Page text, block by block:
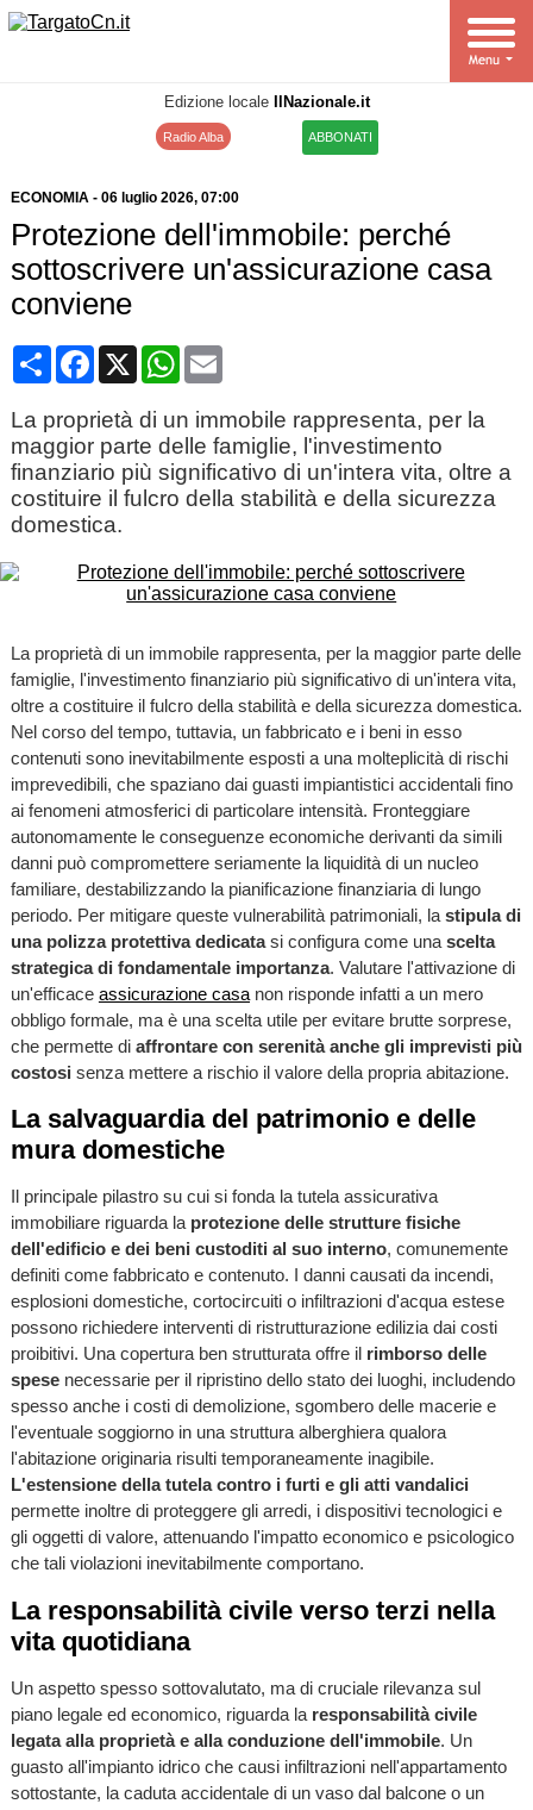
Edizione locale IlNazionale.it
Radio Alba ABBONATI
ECONOMIA- 06 luglio 2026, 07:00
Protezione dell'immobile: perché
sottoscrivere un'assicurazione casa
conviene
CondividiFacebook
X WhatsApp
Email
La proprietà di un immobile rappresenta, per la
maggior parte delle famiglie, l'investimento
finanziario più significativo di un'intera vita, oltre a
costituire il fulcro della stabilità e della sicurezza
domestica.
La proprietà di un immobile rappresenta, per la maggior parte delle
famiglie, l'investimento finanziario più significativo di un'intera vita,
oltre a costituire il fulcro della stabilità e della sicurezza domestica.
Nel corso del tempo, tuttavia, un fabbricato e i beni in esso
contenuti sono inevitabilmente esposti a una molteplicità di rischi
imprevedibili, che spaziano dai guasti impiantistici accidentali fino
ai fenomeni atmosferici di particolare intensità. Fronteggiare
autonomamente le conseguenze economiche derivanti da simili
danni può compromettere seriamente la liquidità di un nucleo
familiare, destabilizzando la pianificazione finanziaria di lungo
periodo. Per mitigare queste vulnerabilità patrimoniali, la stipula di
una polizza protettiva dedicatasi configura come una scelta
strategica di fondamentale importanza. Valutare l'attivazione di
un'efficace assicurazione casanon risponde infatti a un mero
obbligo formale, ma è una scelta utile per evitare brutte sorprese,
che permette di affrontare con serenità anche gli imprevisti più
costosi senza mettere a rischio il valore della propria abitazione.
La salvaguardia del patrimonio e delle
mura domestiche
Il principale pilastro su cui si fonda la tutela assicurativa
immobiliare riguarda la protezione delle strutture fisiche
dell'edificio e dei beni custoditi al suo interno, comunemente
definiti come fabbricato e contenuto. I danni causati da incendi,
esplosioni domestiche, cortocircuiti o infiltrazioni d'acqua estese
possono richiedere interventi di ristrutturazione edilizia dai costi
proibitivi. Una copertura ben strutturata offre il rimborso delle
spesenecessarie per il ripristino dello stato dei luoghi, includendo
spesso anche i costi di demolizione, sgombero delle macerie e
l'eventuale soggiorno in una struttura alberghiera qualora
l'abitazione originaria risulti temporaneamente inagibile.
L'estensione della tutela contro i furti e gli atti vandalici
permette inoltre di proteggere gli arredi, i dispositivi tecnologici e
gli oggetti di valore, attenuando l'impatto economico e psicologico
che tali violazioni inevitabilmente comportano.
La responsabilità civile verso terzi nella
vita quotidiana
Un aspetto spesso sottovalutato, ma di cruciale rilevanza sul
piano legale ed economico, riguarda la responsabilità civile
legata alla proprietà e alla conduzione dell'immobile. Un
guasto all'impianto idrico che causi infiltrazioni nell'appartamento
sottostante, la caduta accidentale di un vaso dal balcone o un